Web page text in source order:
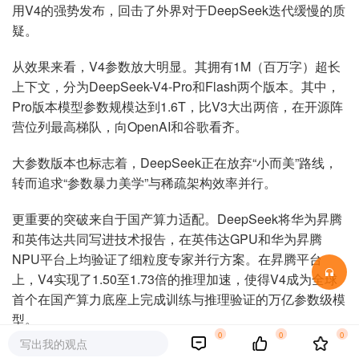
用V4的强势发布，回击了外界对于DeepSeek迭代缓慢的质
疑。
从效果来看，V4参数放大明显。其拥有1M（百万字）超长
上下文，分为DeepSeek-V4-Pro和Flash两个版本。其中，
Pro版本模型参数规模达到1.6T，比V3大出两倍，在开源阵
营位列最高梯队，向OpenAI和谷歌看齐。
大参数版本也标志着，DeepSeek正在放弃“小而美”路线，
转而追求“参数暴力美学”与稀疏架构效率并行。
更重要的突破来自于国产算力适配。DeepSeek将华为昇腾
和英伟达共同写进技术报告，在英伟达GPU和华为昇腾
NPU平台上均验证了细粒度专家并行方案。在昇腾平台
上，V4实现了1.50至1.73倍的推理加速，使得V4成为全球
首个在国产算力底座上完成训练与推理验证的万亿参数级模
型。
在这背后，DeepSeek面临的模型适配和上下游产业链，工
写出我的观点
0 0 0